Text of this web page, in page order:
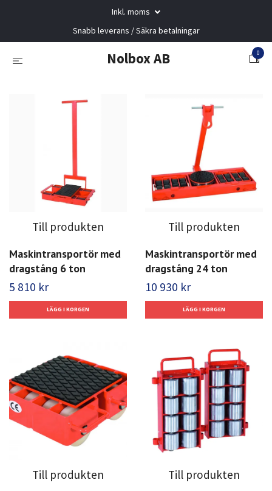
Inkl. moms
Snabb leverans / Säkra betalningar
Nolbox AB 0
Till produkten
Maskintransportör med
dragstång 6 ton
5 810 kr
Till produkten
Maskintransportör med
dragstång 24 ton
10 930 kr
Till produkten Till produkten